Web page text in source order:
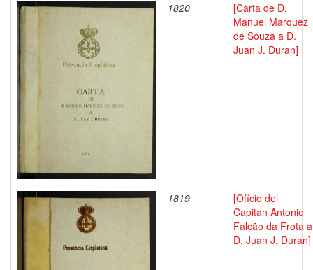
1820
[Carta de D.
Manuel Marquez
de Souza a D.
Juan J. Duran]
1819
[Ofício del
Capitan Antonio
Falcão da Frota a
D. Juan J. Duran]